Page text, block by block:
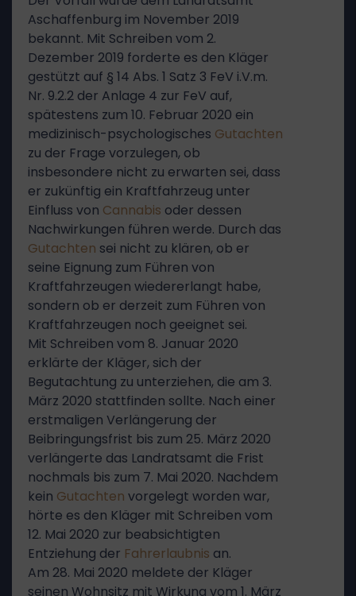
Aschaffenburg im November 2019
bekannt. Mit Schreiben vom 2.
Dezember 2019 forderte es den Kläger
gestützt auf § 14 Abs. 1 Satz 3 FeV i.V.m.
Nr. 9.2.2 der Anlage 4 zur FeV auf,
spätestens zum 10. Februar 2020 ein
medizinisch-psychologisches Gutachten
zu der Frage vorzulegen, ob
insbesondere nicht zu erwarten sei, dass
er zukünftig ein Kraftfahrzeug unter
Einfluss von Cannabis oder dessen
Nachwirkungen führen werde. Durch das
Gutachten sei nicht zu klären, ob er
seine Eignung zum Führen von
Kraftfahrzeugen wiedererlangt habe,
sondern ob er derzeit zum Führen von
Kraftfahrzeugen noch geeignet sei.
Mit Schreiben vom 8. Januar 2020
erklärte der Kläger, sich der
Begutachtung zu unterziehen, die am 3.
März 2020 stattfinden sollte. Nach einer
erstmaligen Verlängerung der
Beibringungsfrist bis zum 25. März 2020
verlängerte das Landratsamt die Frist
nochmals bis zum 7. Mai 2020. Nachdem
kein Gutachten vorgelegt worden war,
hörte es den Kläger mit Schreiben vom
12. Mai 2020 zur beabsichtigten
Entziehung der Fahrerlaubnis an.
Am 28. Mai 2020 meldete der Kläger
seinen Wohnsitz mit Wirkung vom 1. März